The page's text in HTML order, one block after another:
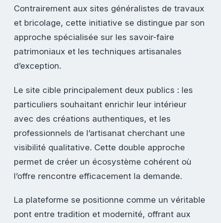
Contrairement aux sites généralistes de travaux
et bricolage, cette initiative se distingue par son
approche spécialisée sur les savoir-faire
patrimoniaux et les techniques artisanales
d’exception.
Le site cible principalement deux publics : les
particuliers souhaitant enrichir leur intérieur
avec des créations authentiques, et les
professionnels de l’artisanat cherchant une
visibilité qualitative. Cette double approche
permet de créer un écosystème cohérent où
l’offre rencontre efficacement la demande.
La plateforme se positionne comme un véritable
pont entre tradition et modernité, offrant aux